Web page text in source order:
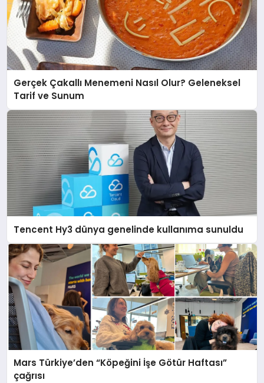
Gerçek Çakallı Menemeni Nasıl Olur? Geleneksel
Tarif ve Sunum
Tencent Hy3 dünya genelinde kullanıma sunuldu
Mars Türkiye’den “Köpeğini İşe Götür Haftası”
çağrısı